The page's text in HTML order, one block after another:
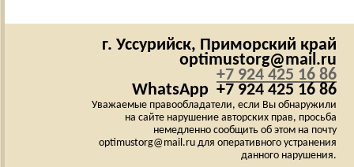
г. Уссурийск, Приморский край
optimustorg@mail.ru
+7 924 425 16 86
WhatsApp +7 924 425 16 86
Уважаемые правообладатели, если Вы обнаружили
на сайте нарушение авторских прав, просьба
немедленно сообщить об этом на почту
optimustorg@mail.ru для оперативного устранения
данного нарушения.